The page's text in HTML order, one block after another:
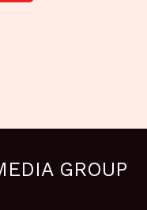
GROUP